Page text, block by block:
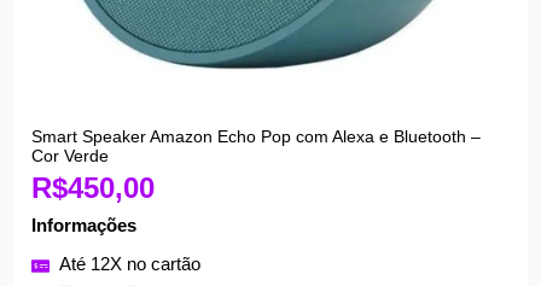
Smart Speaker Amazon Echo Pop com Alexa e Bluetooth –
Cor Verde
R$450,00
Informações
Até 12X no cartão
Smart
Speaker
Amazon
Echo
Pop